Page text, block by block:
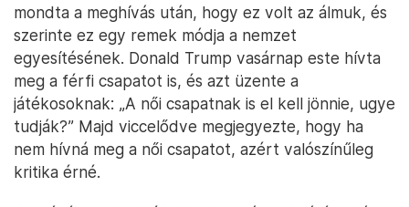
mondta a meghívás után, hogy ez volt az álmuk, és
szerinte ez egy remek módja a nemzet
egyesítésének. Donald Trump vasárnap este hívta
meg a férfi csapatot is, és azt üzente a
játékosoknak: „A női csapatnak is el kell jönnie, ugye
tudják?” Majd viccelődve megjegyezte, hogy ha
nem hívná meg a női csapatot, azért valószínűleg
kritika érné.